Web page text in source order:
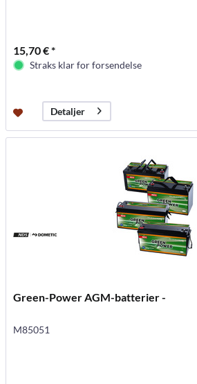
15,70 € *
Straks klar for forsendelse
Detaljer
Green-Power AGM-batterier -
M85051